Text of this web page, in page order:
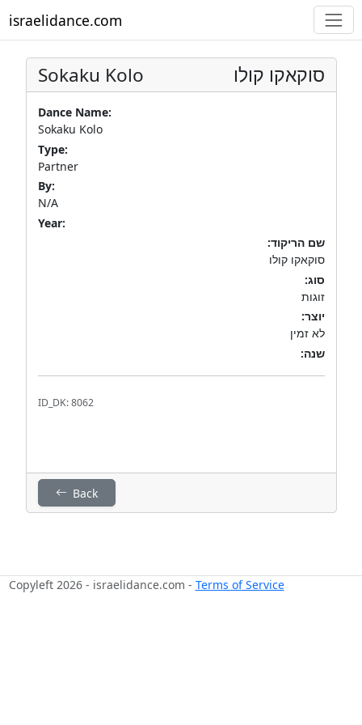
israelidance.com
Sokaku Kolo סוקאקו קולו
Dance Name:
Sokaku Kolo
Type:
Partner
By:
N/A
Year:
שם הריקוד:
סוקאקו קולו
סוג:
זוגות
יוצר:
לא זמין
שנה:
ID_DK: 8062
Back
Copyleft 2026 - israelidance.com - Terms of Service